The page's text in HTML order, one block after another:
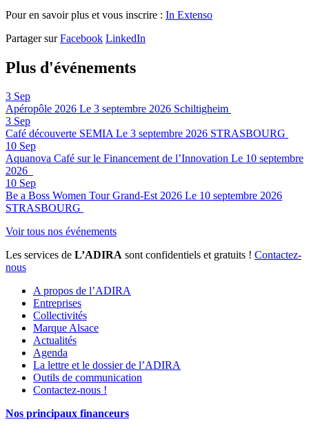
Pour en savoir plus et vous inscrire : In Extenso
Partager sur Facebook LinkedIn
Plus d'événements
3 Sep
Apéropôle 2026 Le 3 septembre 2026 Schiltigheim
3 Sep
Café découverte SEMIALe 3 septembre 2026 STRASBOURG
10 Sep
Aquanova Café sur le Financement de l’Innovation Le 10 septembre
2026
10 Sep
Be a Boss Women Tour Grand-Est 2026 Le 10 septembre 2026
STRASBOURG
Voir tous nos événements
Les services de L’ADIRA sont confidentiels et gratuits ! Contactez-
nous
A propos de l’ADIRA
Entreprises
Collectivités
Marque Alsace
Actualités
Agenda
La lettre et le dossier de l’ADIRA
Outils de communication
Contactez-nous !
Nos principaux financeurs